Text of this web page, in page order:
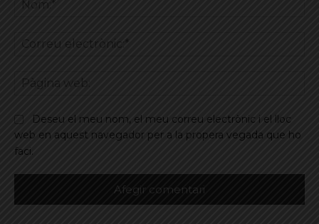
Deseu el meu nom, el meu correu electrònic i el lloc
web en aquest navegador per a la propera vegada que ho
faci.